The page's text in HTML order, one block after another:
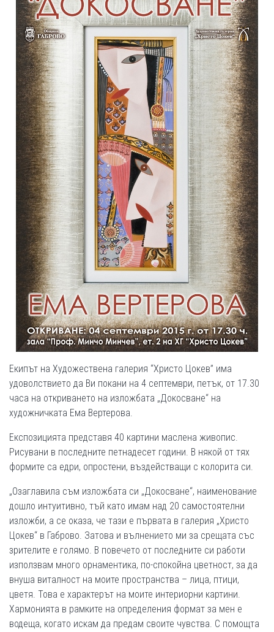
Екипът на Художествена галерия “Христо Цокев” има
удоволствието да Ви покани на 4 септември, петък, от 17.30
часа на откриването на изложбата „Докосване“ на
художничката Ема Вертерова.
Експозицията представя 40 картини маслена живопис.
Рисувани в последните петнадесет години. В някой от тях
формите са едри, опростени, въздействащи с колорита си.
„Озаглавила съм изложбата си „Докосване“, наименование
дошло интуитивно, тъй като имам над 20 самостоятелни
изложби, а се оказа, че тази е първата в галерия „Христо
Цокев“ в Габрово. Затова и вълнението ми за срещата със
зрителите е голямо. В повечето от последните си работи
използвам много орнаментика, по-спокойна цветност, за да
внуша виталност на моите пространства – лица, птици,
цветя. Това е характерът на моите интериорни картини.
Хармонията в рамките на определения формат за мен е
водеща, когато искам да предам своите чувства. С помощта